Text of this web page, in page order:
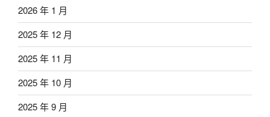
2026 年 1 月
2025 年 12 月
2025 年 11 月
2025 年 10 月
2025 年 9 月